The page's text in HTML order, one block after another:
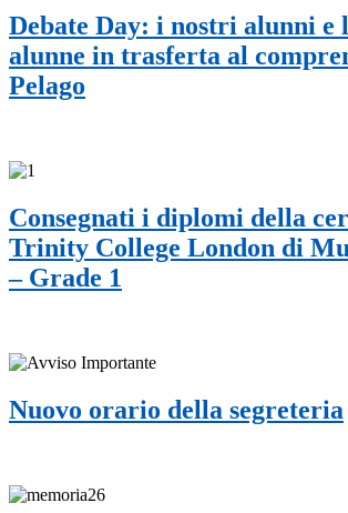
Debate Day: i nostri alunni e
alunne in trasferta al
Pelago
Consegnati i diplomi della
Trinity College London di
– Grade 1
Nuovo orario della segreteria